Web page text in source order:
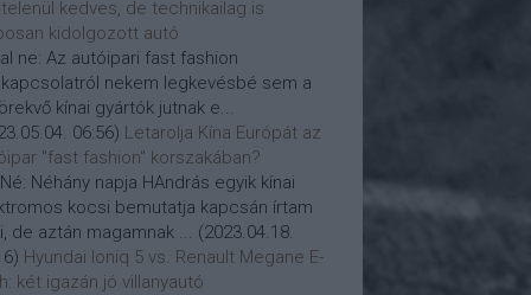
kedves, de technikailag is
kidolgozott autó
ne: Az autóipari fast fashion
nekem legkevésbé sem a
kínai gyártók jutnak e...
06:56) Letarolja Kína Európát az
"fast fashion" korszakában?
Néhány napja HAndrás egyik kínai
kocsi bemutatja kapcsán írtam
de aztán magamnak ... (2023.04.18.
) Hyundai Ioniq 5 vs. Renault Megane E-
két igazán jó villanyautó